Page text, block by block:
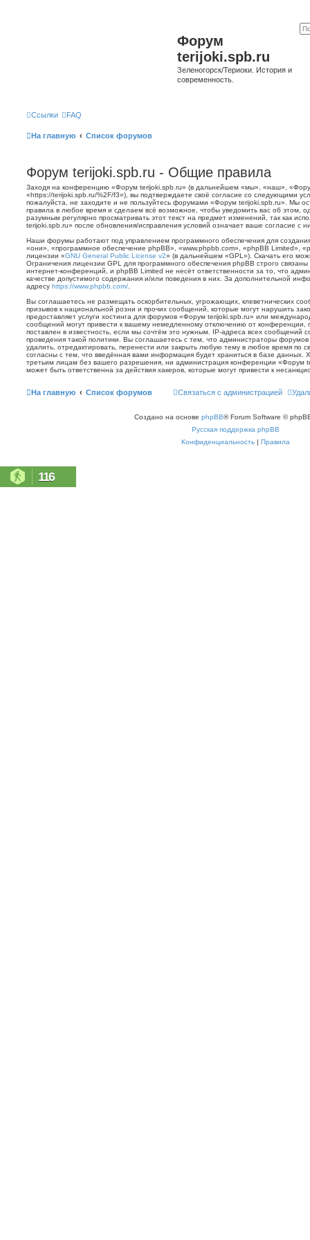
Форум
terijoki.spb.ru
Зеленогорск/Териоки. История и
современность.
Ссылки FAQ
На главную Список форумов
Форум terijoki.spb.ru - Общие правила
Заходя на конференцию «Форум terijoki.spb.ru» (в дальнейшем «мы», «наш»,
«https://terijoki.spb.ru/%2F/f3»), вы подтверждаете своё согласие со следующими
пожалуйста, не заходите и не пользуйтесь форумами «Форум terijoki.spb.ru». Мы
правила в любое время и сделаем всё возможное, чтобы уведомить вас об этом,
разумным регулярно просматривать этот текст на предмет изменений, так как
terijoki.spb.ru» после обновления/исправления условий означает ваше согласие с
Наши форумы работают под управлением программного обеспечения для
«они», «программное обеспечение phpBB», «www.phpbb.com», «phpBB Limited»,
лицензии «GNU General Public License v2» (в дальнейшем «GPL»). Скачать его
Ограничения лицензии GPL для программного обеспечения phpBB строго
интернет-конференций, и phpBB Limited не несёт ответственности за то, что
качестве допустимого содержания и/или поведения в них. За дополнительной
адресу https://www.phpbb.com/
Вы соглашаетесь не размещать оскорбительных, угрожающих, клеветнических
призывов к национальной розни и прочих сообщений, которые могут нарушить
предоставляет услуги хостинга для форумов «Форум terijoki.spb.ru» или
сообщений могут привести к вашему немедленному отключению от конференции,
поставлен в известность, если мы сочтём это нужным. IP-адреса всех сообщений
проведения такой политики. Вы соглашаетесь с тем, что администраторы
удалить, отредактировать, перенести или закрыть любую тему в любое время по
согласны с тем, что введённая вами информация будет храниться в базе данных.
третьим лицам без вашего разрешения, ни администрация конференции «Форум
может быть ответственна за действия хакеров, которые могут привести к
На главную Список форумов Связаться с администрацией
Создано на основе phpBB® Forum Software ©
Русская поддержка phpBB
Конфиденциальность | Правила
116